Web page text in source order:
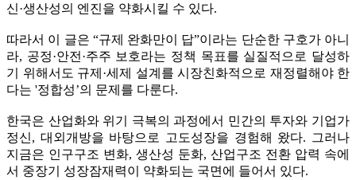
신·생산성의 엔진을 약화시킬 수 있다.
따라서 이 글은 “규제 완화만이 답”이라는 단순한 구호가 아니
라, 공정·안전·주주 보호라는 정책 목표를 실질적으로 달성하
기 위해서도 규제·세제 설계를 시장친화적으로 재정렬해야 한
다는 '정합성’의 문제를 다룬다.
한국은 산업화와 위기 극복의 과정에서 민간의 투자와 기업가
정신, 대외개방을 바탕으로 고도성장을 경험해 왔다. 그러나
지금은 인구구조 변화, 생산성 둔화, 산업구조 전환 압력 속에
서 중장기 성장잠재력이 약화되는 국면에 들어서 있다.